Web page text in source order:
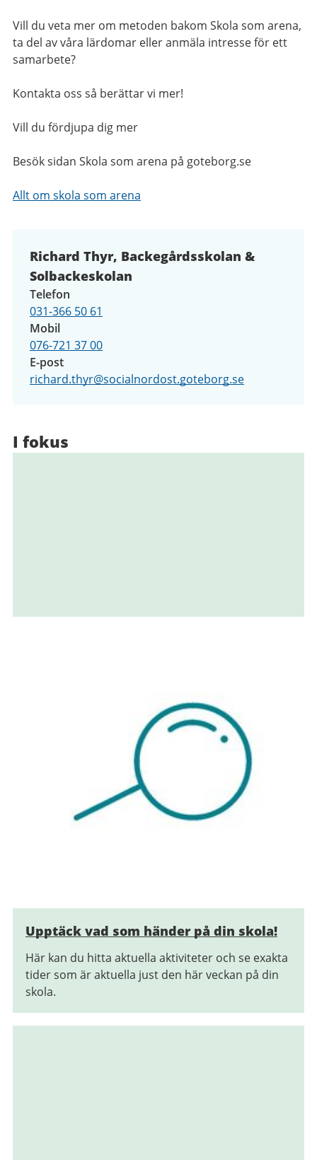
Vill du veta mer om metoden bakom Skola som arena,
ta del av våra lärdomar eller anmäla intresse för ett
samarbete?
Kontakta oss så berättar vi mer!
Vill du fördjupa dig mer
Besök sidan Skola som arena på goteborg.se
Allt om skola som arena
Richard Thyr, Backegårdsskolan &
Solbackeskolan
Telefon
031-366 50 61
Mobil
076-721 37 00
E-post
richard.thyr@socialnordost.goteborg.se
I fokus
Upptäck vad som händer på din skola!
Här kan du hitta aktuella aktiviteter och se exakta
tider som är aktuella just den här veckan på din
skola.